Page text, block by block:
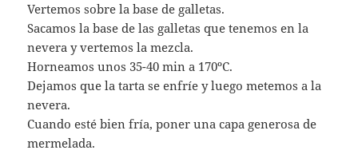
Vertemos sobre la base de galletas.
Sacamos la base de las galletas que tenemos en la
nevera y vertemos la mezcla.
Horneamos unos 35-40 min a 170ºC.
Dejamos que la tarta se enfríe y luego metemos a la
nevera.
Cuando esté bien fría, poner una capa generosa de
mermelada.